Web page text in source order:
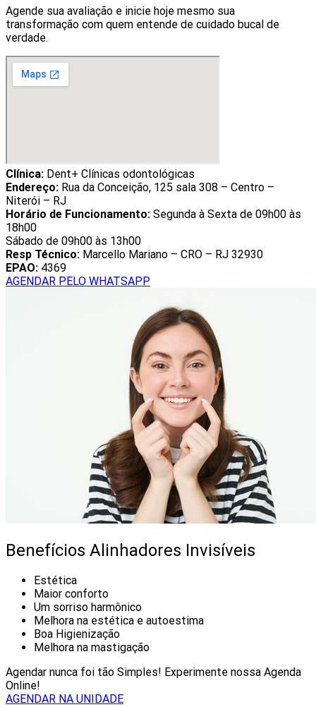
Agende sua avaliação e inicie hoje mesmo sua
transformação com quem entende de cuidado bucal de
verdade.
Clínica: Dent+ Clínicas odontológicas
Endereço: Rua da Conceição, 125 sala 308 – Centro –
Niterói – RJ
Horário de Funcionamento: Segunda à Sexta de 09h00 às
18h00
Sábado de 09h00 às 13h00
Resp Técnico: Marcello Mariano – CRO – RJ 32930
EPAO: 4369
AGENDAR PELO WHATSAPP
Benefícios Alinhadores Invisíveis
Estética
Maior conforto
Um sorriso harmônico
Melhora na estética e autoestima
Boa Higienização
Melhora na mastigação
Agendar nunca foi tão Simples! Experimente nossa Agenda
Online!
AGENDAR NA UNIDADE